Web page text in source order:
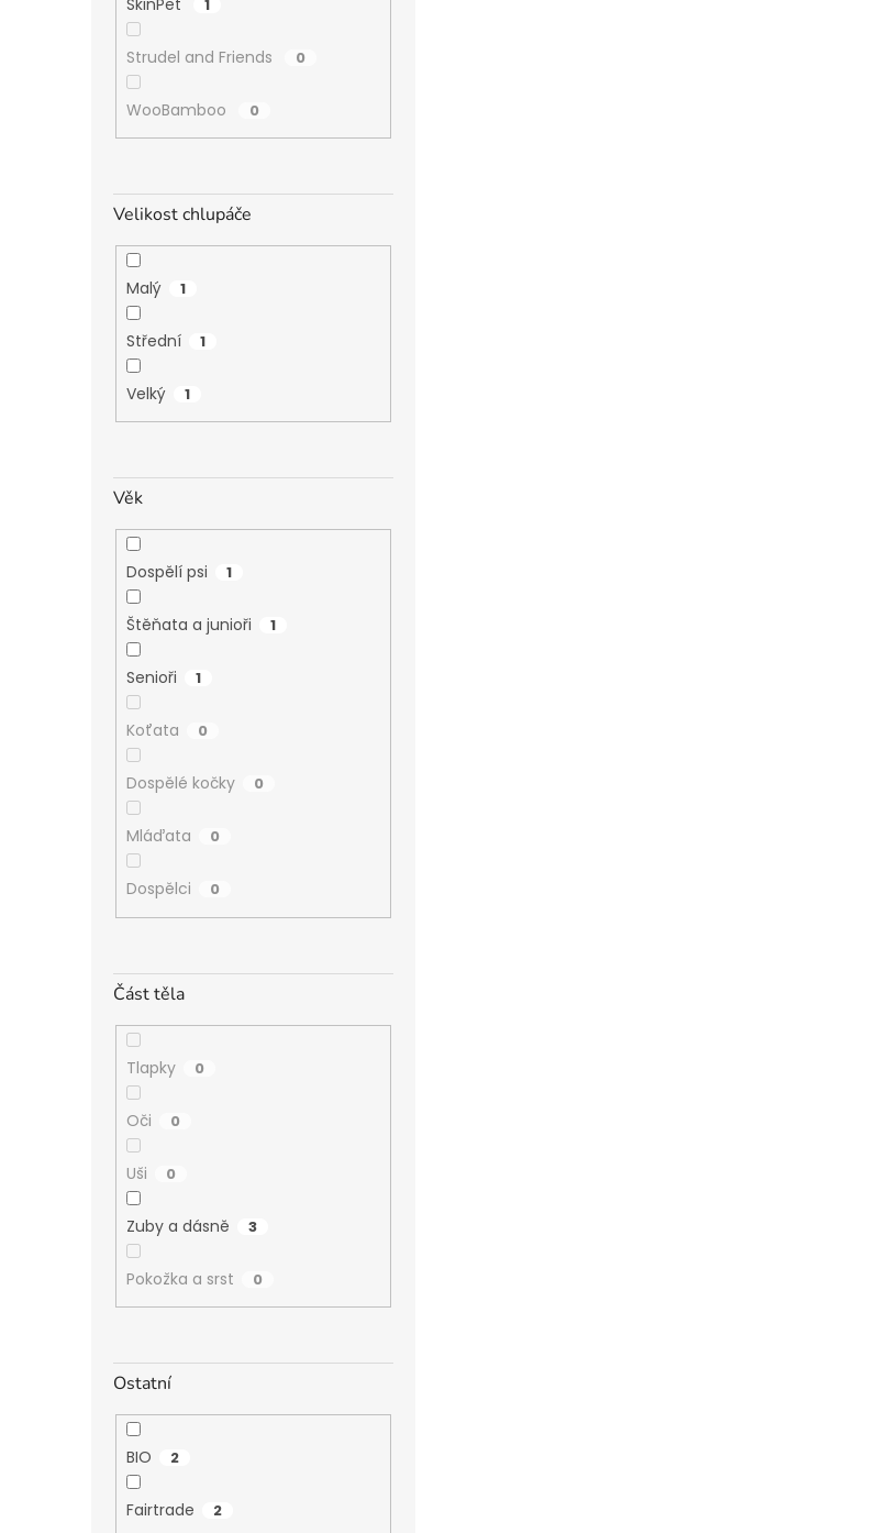
1
Strudel and Friends 0
WooBamboo 0
Velikost chlupáče
Malý 1
Střední 1
Velký 1
Věk
Dospělí psi 1
Štěňata a junioři 1
Senioři 1
Koťata 0
Dospělé kočky 0
Mláďata 0
Dospělci 0
Část těla
Tlapky 0
Oči 0
Uši 0
Zuby a dásně 3
Pokožka a srst 0
Ostatní
BIO 2
Fairtrade 2